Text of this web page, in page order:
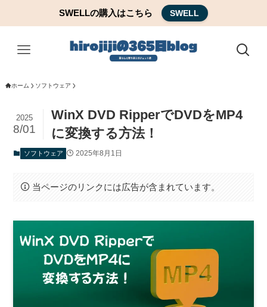
SWELLの購入はこちら SWELL
ホーム ソフトウェア
WinX DVD RipperでDVDをMP4
に変換する方法！
2025
8/01
ソフトウェア 2025年8月1日
当ページのリンクには広告が含まれています。